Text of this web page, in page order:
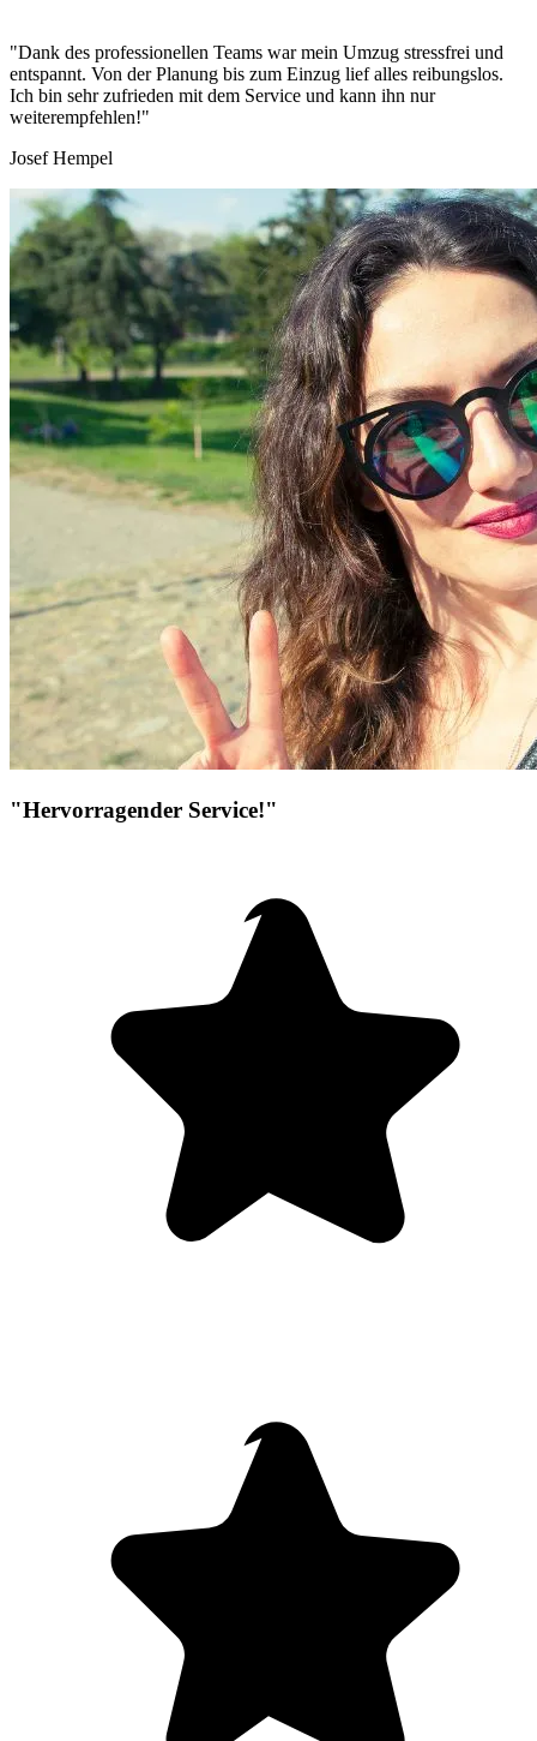
"Dank des professionellen Teams war mein Umzug stressfrei und
entspannt. Von der Planung bis zum Einzug lief alles reibungslos.
Ich bin sehr zufrieden mit dem Service und kann ihn nur
weiterempfehlen!"
Josef Hempel
"Hervorragender Service!"